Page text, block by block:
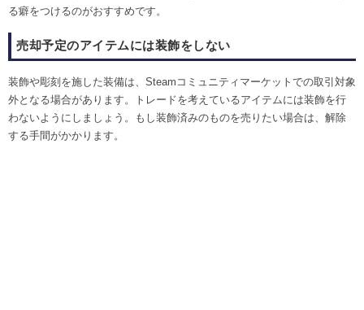
る癖をつけるのがおすすめです。
売却予定のアイテムには装飾をしない
装飾や彫刻を施した装備は、Steamコミュニティマーケットでの取引対象
外となる場合があります。トレードを考えているアイテムには装飾を行
わないようにしましょう。もし装飾済みのものを売りたい場合は、解除
する手間がかかります。